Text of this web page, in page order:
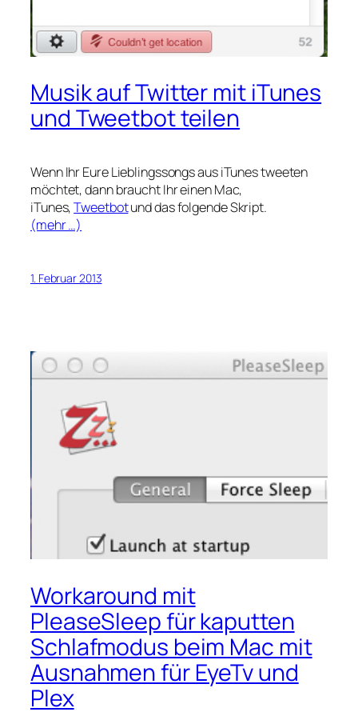
Musik auf Twitter mit iTunes
und Tweetbot teilen
Wenn Ihr Eure Lieblingssongs aus iTunes tweeten
möchtet, dann braucht Ihr einen Mac,
iTunes,Tweetbotund das folgende Skript.
(mehr …)
1. Februar 2013
Workaround mit
PleaseSleep für kaputten
Schlafmodus beim Mac mit
Ausnahmen für EyeTv und
Plex